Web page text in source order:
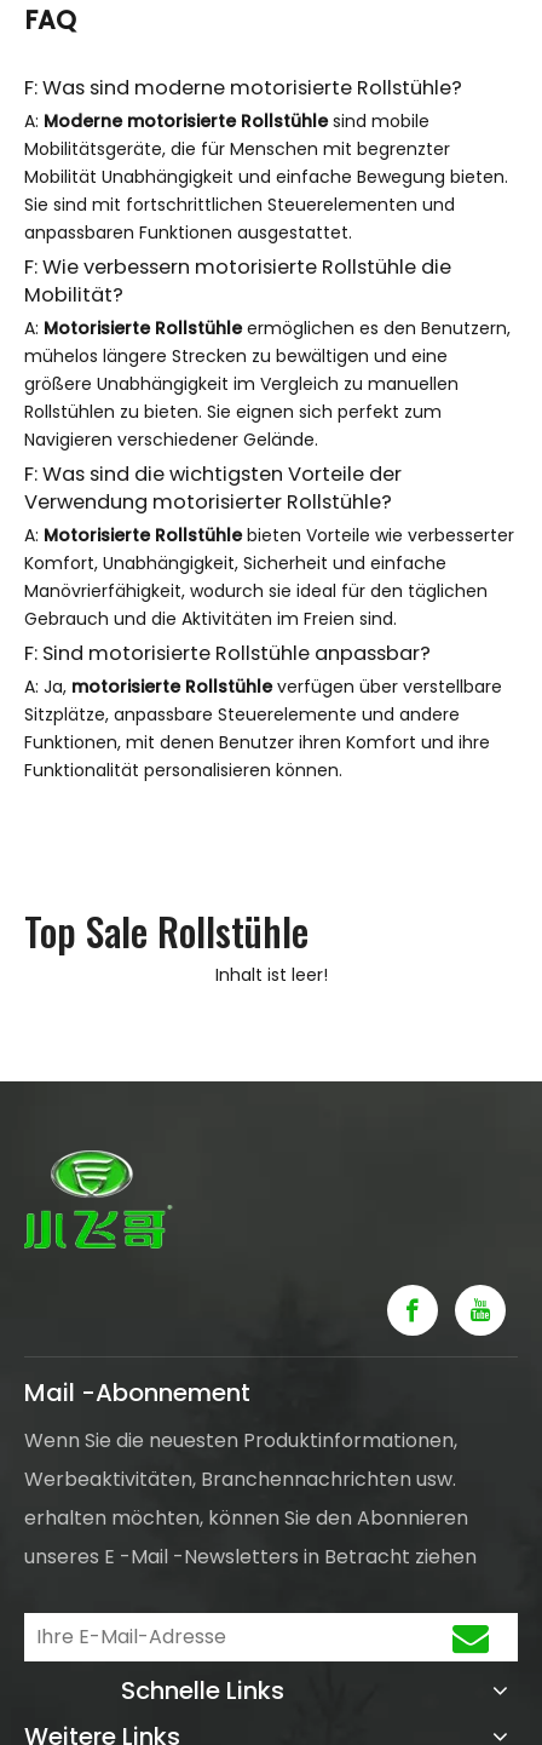
FAQ
F: Was sind moderne motorisierte Rollstühle?
A: Moderne motorisierte Rollstühlesind mobile
Mobilitätsgeräte, die für Menschen mit begrenzter
Mobilität Unabhängigkeit und einfache Bewegung bieten.
Sie sind mit fortschrittlichen Steuerelementen und
anpassbaren Funktionen ausgestattet.
F: Wie verbessern motorisierte Rollstühle die
Mobilität?
A: Motorisierte Rollstühleermöglichen es den Benutzern,
mühelos längere Strecken zu bewältigen und eine
größere Unabhängigkeit im Vergleich zu manuellen
Rollstühlen zu bieten. Sie eignen sich perfekt zum
Navigieren verschiedener Gelände.
F: Was sind die wichtigsten Vorteile der
Verwendung motorisierter Rollstühle?
A: Motorisierte Rollstühlebieten Vorteile wie verbesserter
Komfort, Unabhängigkeit, Sicherheit und einfache
Manövrierfähigkeit, wodurch sie ideal für den täglichen
Gebrauch und die Aktivitäten im Freien sind.
F: Sind motorisierte Rollstühle anpassbar?
A: Ja, motorisierte Rollstühleverfügen über verstellbare
Sitzplätze, anpassbare Steuerelemente und andere
Funktionen, mit denen Benutzer ihren Komfort und ihre
Funktionalität personalisieren können.
Top Sale Rollstühle
Inhalt ist leer!
Mail -Abonnement
Wenn Sie die neuesten Produktinformationen,
Werbeaktivitäten, Branchennachrichten usw.
erhalten möchten, können Sie den Abonnieren
unseres E -Mail -Newsletters in Betracht ziehen
Schnelle Links
Weitere Links